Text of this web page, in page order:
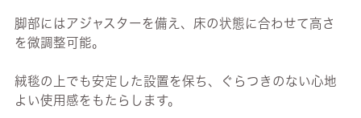
脚部にはアジャスターを備え、床の状態に合わせて高さ
を微調整可能。
絨毯の上でも安定した設置を保ち、ぐらつきのない心地
よい使用感をもたらします。